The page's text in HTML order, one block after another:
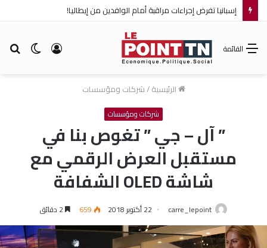
إسبانيا تفرض إجراءات مراقبة أمام الوافدين من إيطاليا!
الوضع تسجيل
القائمة
الرئيسية/شركات ومؤسسات
شركات ومؤسسات
” آل – جي ” تغوص بنا في
مستقبل العرض الرقمي مع
شاشة OLED الشفافة
carre_lepoint 22 أكتوبر 2018 659